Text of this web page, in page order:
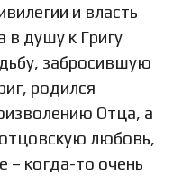
и власть
в душу к Григу
забросившую
родился
Отца, а
любовь,
– когда-то очень